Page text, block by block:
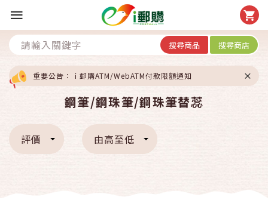
搜尋商品 搜尋商店
重要公告：ｉ郵購ATM/WebATM付款限額通知
鋼筆/鋼珠筆/鋼珠筆替蕊
評價 由高至低